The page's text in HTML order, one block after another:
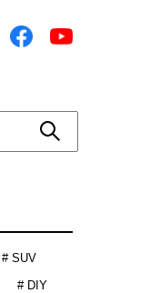
# SUV
# DIY